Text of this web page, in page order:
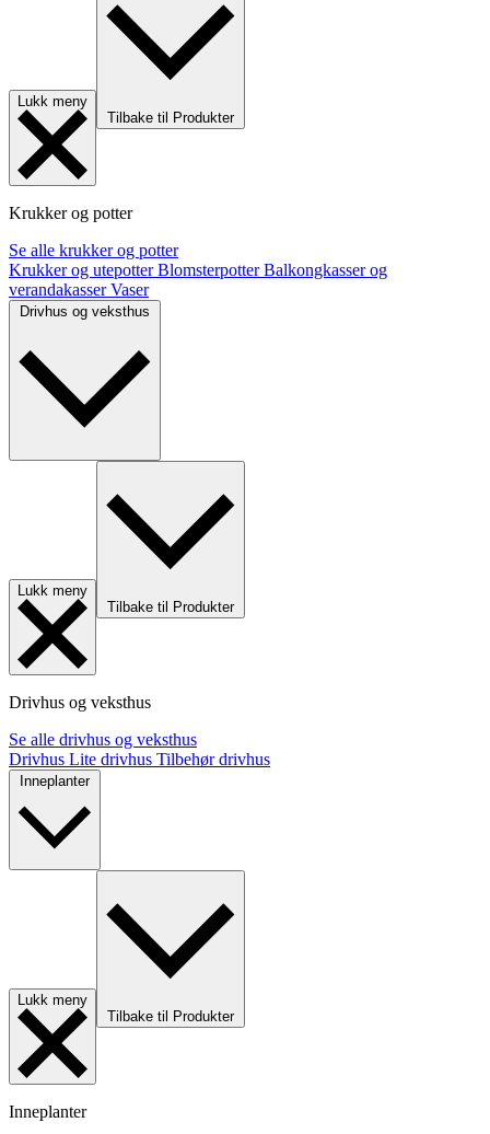
Lukk meny
Tilbake til Produkter
Krukker og potter
Se alle krukker og potter
Krukker og utepotterBlomsterpotterBalkongkasser og
verandakasserVaser
Lukk meny
Tilbake til Produkter
Drivhus og veksthus
Se alle drivhus og veksthus
Drivhus Lite drivhus Tilbehør drivhus
Inneplanter
Lukk meny
Tilbake til Produkter
Inneplanter